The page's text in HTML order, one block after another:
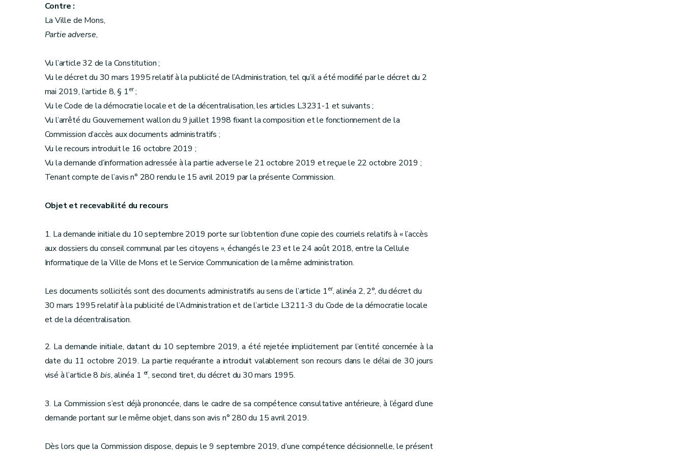
Contre :
La Ville de Mons,
Partie adverse,
Vu l’article 32 de la Constitution ;
Vu le décret du 30 mars 1995 relatif à la publicité de l’Administration, tel qu’il a été modifié par le décret du 2
mai 2019, l’article 8, § 1er;
Vu le Code de la démocratie locale et de la décentralisation, les articles L3231-1 et suivants ;
Vu l’arrêté du Gouvernement wallon du 9 juillet 1998 fixant la composition et le fonctionnement de la
Commission d’accès aux documents administratifs ;
Vu le recours introduit le 16 octobre 2019 ;
Vu la demande d’information adressée à la partie adverse le 21 octobre 2019 et reçue le 22 octobre 2019 ;
Tenant compte de l’avis n° 280 rendu le 15 avril 2019 par la présente Commission.
Objet et recevabilité du recours
1. La demande initiale du 10 septembre 2019 porte sur l’obtention d’une copie des courriels relatifs à « l’accès
aux dossiers du conseil communal par les citoyens », échangés le 23 et le 24 août 2018, entre la Cellule
Informatique de la Ville de Mons et le Service Communication de la même administration.
Les documents sollicités sont des documents administratifs au sens de l’article 1er, alinéa 2, 2°, du décret du
30 mars 1995 relatif à la publicité de l’Administration et de l’article L3211-3 du Code de la démocratie locale
et de la décentralisation.
2. La demande initiale, datant du 10 septembre 2019, a été rejetée implicitement par l’entité concernée à la
date du 11 octobre 2019. La partie requérante a introduit valablement son recours dans le délai de 30 jours
visé à l’article 8bis, alinéa 1 er, second tiret, du décret du 30 mars 1995.
3. La Commission s’est déjà prononcée, dans le cadre de sa compétence consultative antérieure, à l’égard d’une
demande portant sur le même objet, dans son avis n° 280 du 15 avril 2019.
Dès lors que la Commission dispose, depuis le 9 septembre 2019, d’une compétence décisionnelle, le présent